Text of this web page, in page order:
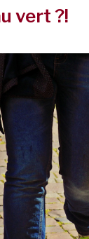
vert ?!